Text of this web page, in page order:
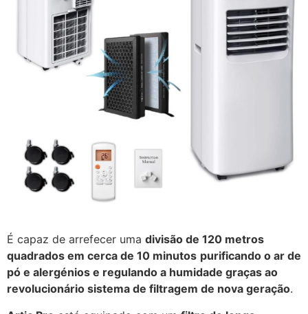
É capaz de arrefecer uma divisão de 120 metros
quadrados em cerca de 10 minutos purificando o ar de
pó e alergénios e regulando a humidade graças ao
revolucionário sistema de filtragem de nova geração.